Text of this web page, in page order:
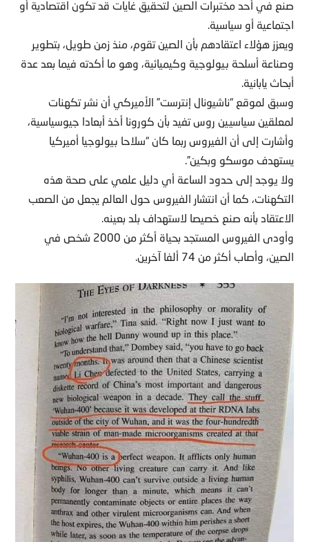
صنع في أحد مختبرات الصين لتحقيق غايات قد تكون اقتصادية أو
اجتماعية أو سياسية.
ويعزز هؤلاء اعتقادهم بأن الصين تقوم، منذ زمن طويل، بتطوير
وصناعة أسلحة بيولوجية وكيميائية، وهو ما أكدته فيما بعد عدة
أبحاث يابانية.
وسبق لموقع “ناشيونال إنترست” الأميركي أن نشر تكهنات
لمعلقين سياسيين روس تفيد بأن كورونا أخذ أبعادا جيوسياسية،
وأشارت إلى أن الفيروس ربما كان “سلاحا بيولوجيا أميركيا
يستهدف موسكو وبكين”.
ولا يوجد إلى حدود الساعة أي دليل علمي على صحة هذه
التكهنات، كما أن انتشار الفيروس حول العالم يجعل من الصعب
الاعتقاد بأنه صنع خصيصا لاستهداف بلد بعينه.
وأودى الفيروس المستجد بحياة أكثر من 2000 شخص في
الصين، وأصاب أكثر من 74 ألفا آخرين.